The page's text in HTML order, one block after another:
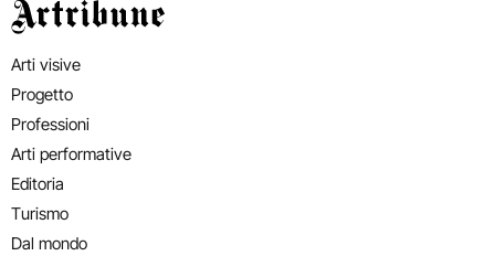
Artribune
Arti visive
Progetto
Professioni
Arti performative
Editoria
Turismo
Dal mondo